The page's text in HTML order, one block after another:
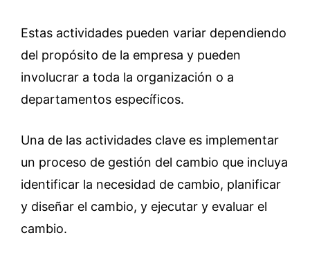
Estas actividades pueden variar dependiendo
del propósito de la empresa y pueden
involucrar a toda la organización o a
departamentos específicos.
Una de las actividades clave es implementar
un proceso de gestión del cambio que incluya
identificar la necesidad de cambio, planificar
y diseñar el cambio, y ejecutar y evaluar el
cambio.